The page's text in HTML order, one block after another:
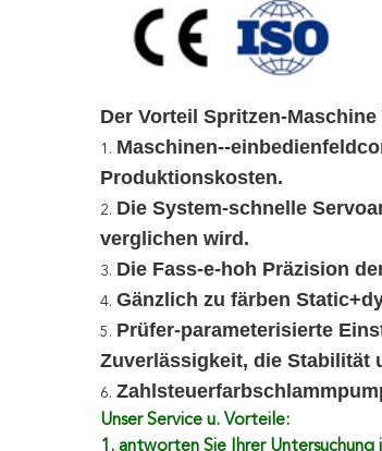
Der Vorteil Spritzen-
1. Maschinen--
Produktionskosten.
2. Die System-schnelle
verglichen wird.
3. Die Fass-e-hoh Präzision
4. Gänzlich zu färben
5. Prüfer-parameterisierte
Zuverlässigkeit, die Stabilität
6.
Unser Service u. Vorteile:
1. antworten Sie Ihrer Untersuchung